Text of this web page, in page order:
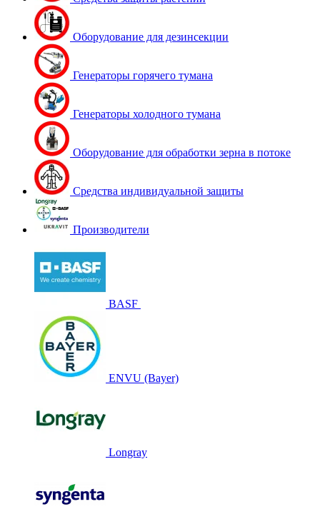
Оборудование для дезинсекции
Генераторы горячего тумана
Генераторы холодного тумана
Оборудование для обработки зерна в потоке
Средства индивидуальной защиты
Производители
BASF
ENVU (Bayer)
Longray